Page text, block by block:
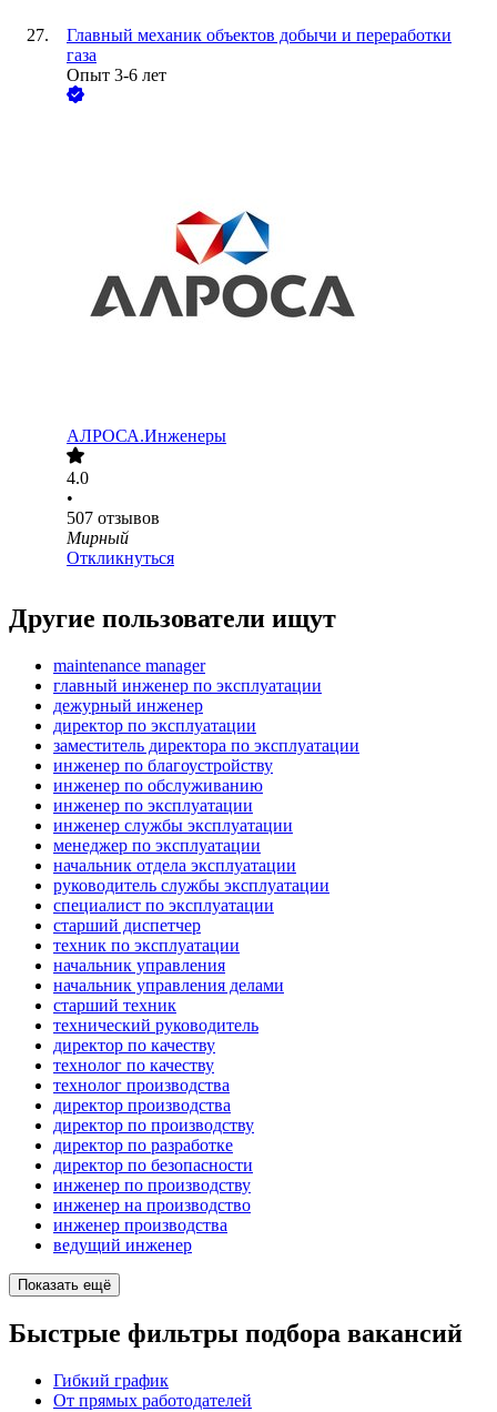
Главный механик объектов добычи и переработки
газа
Опыт 3-6 лет
АЛРОСА.Инженеры
4.0
•
507 отзывов
Мирный
Откликнуться
Другие пользователи ищут
maintenance manager
главный инженер по эксплуатации
дежурный инженер
директор по эксплуатации
заместитель директора по эксплуатации
инженер по благоустройству
инженер по обслуживанию
инженер по эксплуатации
инженер службы эксплуатации
менеджер по эксплуатации
начальник отдела эксплуатации
руководитель службы эксплуатации
специалист по эксплуатации
старший диспетчер
техник по эксплуатации
начальник управления
начальник управления делами
старший техник
технический руководитель
директор по качеству
технолог по качеству
технолог производства
директор производства
директор по производству
директор по разработке
директор по безопасности
инженер по производству
инженер на производство
инженер производства
ведущий инженер
Показать ещё
Быстрые фильтры подбора вакансий
Гибкий график
От прямых работодателей